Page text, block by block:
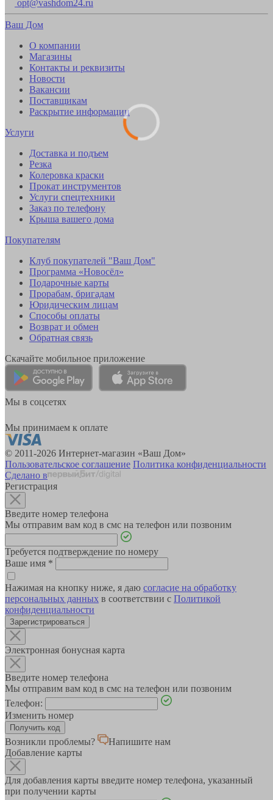
opt@vashdom24.ru
Ваш Дом
О компании
Магазины
Контакты и реквизиты
Новости
Вакансии
Поставщикам
Раскрытие информации
Услуги
Доставка и подъем
Резка
Колеровка краски
Прокат инструментов
Услуги спецтехники
Заказ по телефону
Крыша вашего дома
Покупателям
Клуб покупателей "Ваш Дом"
Программа «Новосёл»
Подарочные карты
Прорабам, бригадам
Юридическим лицам
Способы оплаты
Возврат и обмен
Обратная связь
Скачайте мобильное приложение
Мы в соцсетях
Мы принимаем к оплате
© 2011-2026 Интернет-магазин «Ваш Дом»
Пользовательское соглашение Политика конфиденциальности
Сделано в
Регистрация
Введите номер телефона
Мы отправим вам код в смс на телефон или позвоним
Требуется подтверждение по номеру
Ваше имя *
Нажимая на кнопку ниже, я даю согласие на обработку
персональных данных в соответствии с Политикой
конфиденциальности
Зарегистрироваться
Электронная бонусная карта
Введите номер телефона
Мы отправим вам код в смс на телефон или позвоним
Телефон:
Изменить номер
Возникли проблемы?
Напишите нам
Добавление карты
Для добавления карты введите номер телефона, указанный
при получении карты